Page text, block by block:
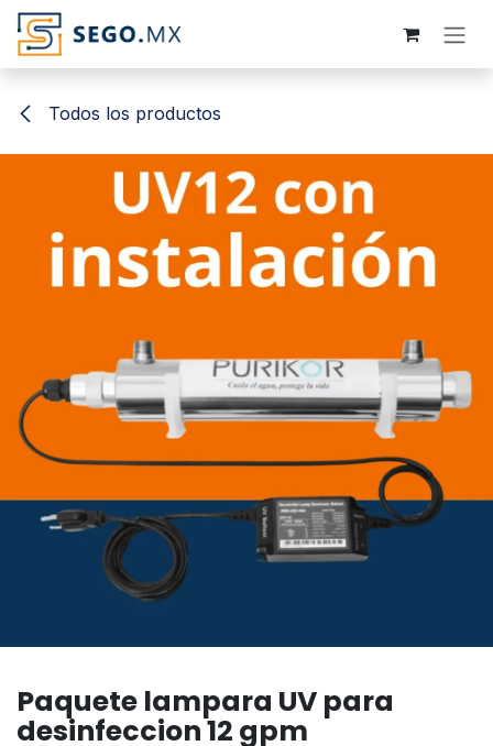
Ir al contenido
Todos los productos
Paquete lampara UV para
desinfeccion 12 gpm